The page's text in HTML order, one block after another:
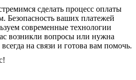
сделать процесс оплаты
Безопасность ваших платежей
современные технологии
возникли вопросы или нужна
на связи и готова вам помочь.